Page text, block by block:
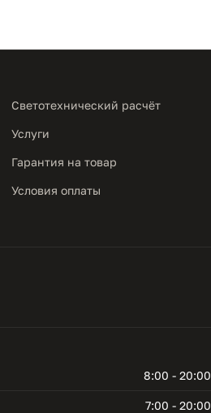
Светотехнический расчёт
Услуги
Гарантия на товар
Условия оплаты
8:00 - 20:00
7:00 - 20:00